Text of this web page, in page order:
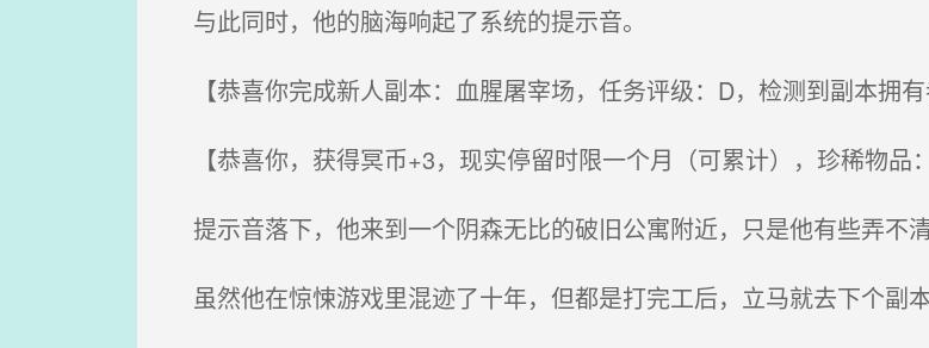
与此同时，他的脑海响起了系统的提示音。
【恭喜你完成新人副本：血腥屠宰场，任务评级：D，检测到副本拥有
【恭喜你，获得冥币+3，现实停留时限一个月（可累计），珍稀物品
提示音落下，他来到一个阴森无比的破旧公寓附近，只是他有些弄不清
虽然他在惊悚游戏里混迹了十年，但都是打完工后，立马就去下个副